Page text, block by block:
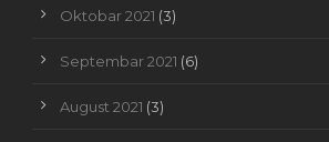
Oktobar 2021 (3)
Septembar 2021 (6)
August 2021 (3)